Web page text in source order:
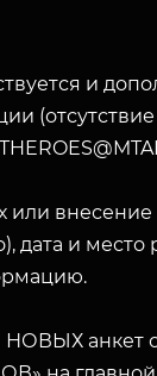
и
или
дата и
анкет